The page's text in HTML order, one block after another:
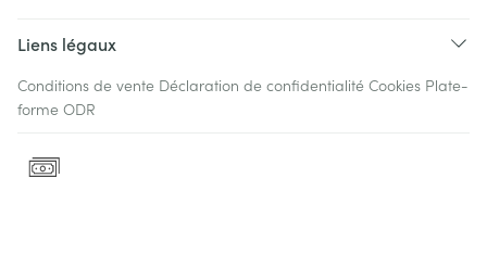
Liens légaux
Conditions de vente Déclaration de confidentialité Cookies Plate-
forme ODR